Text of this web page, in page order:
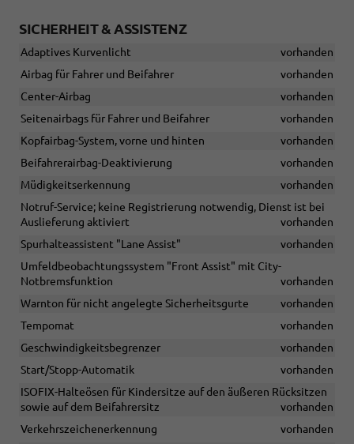
SICHERHEIT & ASSISTENZ
Adaptives Kurvenlicht
vorhanden
Airbag für Fahrer und Beifahrer
vorhanden
Center-Airbag
vorhanden
Seitenairbags für Fahrer und Beifahrer
vorhanden
Kopfairbag-System, vorne und hinten
vorhanden
Beifahrerairbag-Deaktivierung
vorhanden
Müdigkeitserkennung
vorhanden
Notruf-Service; keine Registrierung notwendig, Dienst ist bei
Auslieferung aktiviert
vorhanden
Spurhalteassistent "Lane Assist"
vorhanden
Umfeldbeobachtungssystem "Front Assist" mit City-
Notbremsfunktion
vorhanden
Warnton für nicht angelegte Sicherheitsgurte
vorhanden
Tempomat
vorhanden
Geschwindigkeitsbegrenzer
vorhanden
Start/Stopp-Automatik
vorhanden
ISOFIX-Halteösen für Kindersitze auf den äußeren Rücksitzen
sowie auf dem Beifahrersitz
vorhanden
Verkehrszeichenerkennung
vorhanden